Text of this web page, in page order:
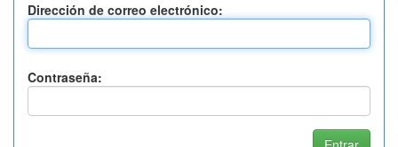
Dirección de correo electrónico:
Contraseña: